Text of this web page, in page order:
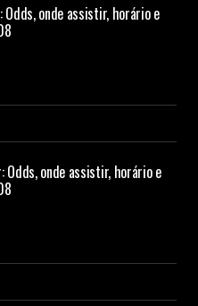
onde assistir, horário e
Odds, onde assistir, horário e